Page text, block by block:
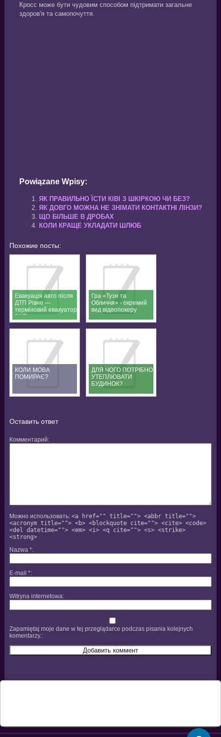
Кросс може бути чудовим способом підтримати загальне
здоров'я та самопочуття.
Powiązane Wpisy:
ЯК ПРАВИЛЬНО ЇСТИ КІВІ З ШКІРКОЮ ЧИ БЕЗ?
ЯК ДОВГО МОЖНА НЕ ЗНІМАТИ КОНТАКТНІ ЛІНЗИ?
ЩО БІЛЬШЕ В ДРОБАХ
КОЛИ КРАЩЕ УКЛАДАТИ ШЛЮБ
Похожие посты:
Евакуація авто після
ДТП Рівне —
терміновий евакуатор
24/7
Гра «Тузи та
Обличчя» - окремий
вид відеопокеру
КОЛИ МОВА
ПОМИРАЄ?
ДЛЯ ЧОГО ПОТРІБНО
УТЕПЛЮВАТИ
БУДИНОК?
Оставить ответ
Комментарий
Можно использовать: <a href="" title=""> <abbr title="">
<acronym title=""> <b> <blockquote cite=""> <cite> <code>
<del datetime=""> <em> <i> <q cite=""> <s> <strike>
<strong>
Nazwa *
E-mail *
Witryna internetowa
Zapamiętaj moje dane w tej przeglądarce podczas pisania kolejnych
komentarzy.